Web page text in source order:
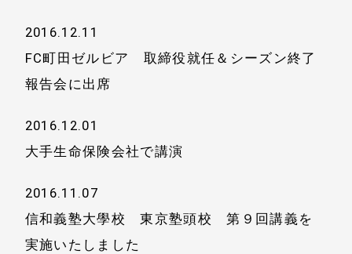
2016.12.11
FC町田ゼルビア 取締役就任＆シーズン終了
報告会に出席
2016.12.01
大手生命保険会社で講演
2016.11.07
信和義塾大學校 東京塾頭校 第９回講義を
実施いたしました